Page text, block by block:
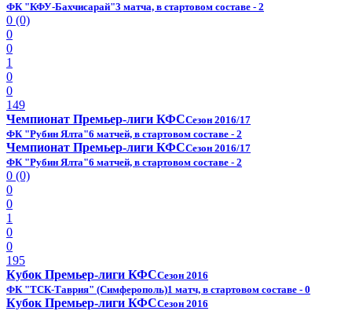
ФК "КФУ-Бахчисарай"3 матча, в стартовом составе - 2
0 (0)
0
0
1
0
0
149
Чемпионат Премьер-лиги КФССезон 2016/17
ФК "Рубин Ялта"6 матчей, в стартовом составе - 2
Чемпионат Премьер-лиги КФССезон 2016/17
ФК "Рубин Ялта"6 матчей, в стартовом составе - 2
0 (0)
0
0
1
0
0
195
Кубок Премьер-лиги КФССезон 2016
ФК "ТСК-Таврия" (Симферополь)1 матч, в стартовом составе - 0
Кубок Премьер-лиги КФССезон 2016